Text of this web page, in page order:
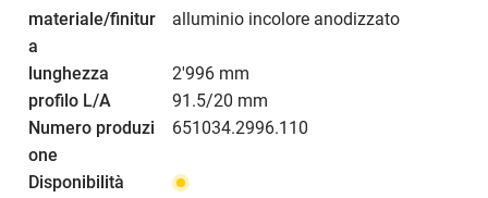
alluminio incolore anodizzato
2'996 mm
91.5/20 mm
651034.2996.110